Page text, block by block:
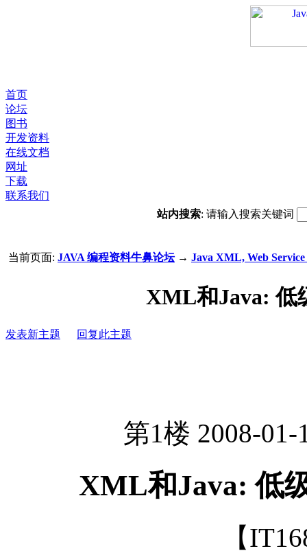
首页
论坛
图书
开发资料
在线文档
网址
下载
联系我们
站内搜索: 请输入搜索关键词
当前页面: JAVA 编程资料牛鼻论坛→ Java XML, Web
XML和Java: 低
发表新主题 回复此主题
第1楼 2008-
XML和Java: 低
【